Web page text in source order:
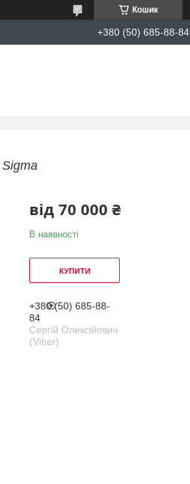
Кошик
+380 (50) 685-88-84
від70 000 ₴
В наявності
КУПИТИ
+380 (50) 685-88-
84
Сергій Олексійович
(Viber)